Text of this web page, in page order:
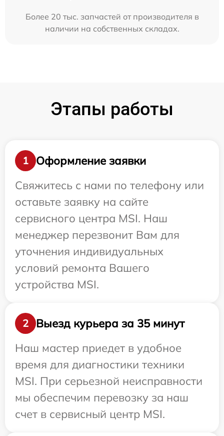
Более 20 тыс. запчастей от производителя в
наличии на собственных складах.
Этапы работы
1
Оформление заявки
Свяжитесь с нами по телефону или
оставьте заявку на сайте
сервисного центра MSI. Наш
менеджер перезвонит Вам для
уточнения индивидуальных
условий ремонта Вашего
устройства MSI.
2
Выезд курьера за 35 минут
Наш мастер приедет в удобное
время для диагностики техники
MSI. При серьезной неисправности
мы обеспечим перевозку за наш
счет в сервисный центр MSI.